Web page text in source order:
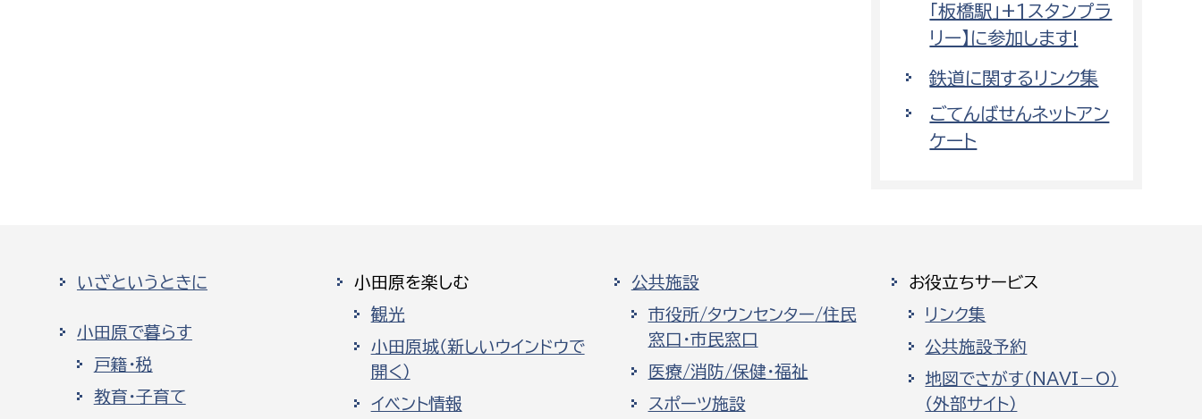
「板橋駅」+1スタンプラ
リー】に参加します!
鉄道に関するリンク集
ごてんばせんネットアン
ケート
いざというときに
小田原で暮らす
戸籍・税
教育・子育て
小田原を楽しむ
観光
小田原城（新しいウインドウで
開く）
イベント情報
公共施設
市役所/タウンセンター/住民
窓口・市民窓口
医療/消防/保健・福祉
スポーツ施設
お役立ちサービス
リンク集
公共施設予約
地図でさがす（NAVI－O）
（外部サイト）